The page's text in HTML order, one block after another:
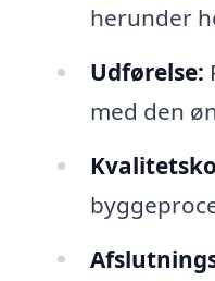
herunder
Udførelse:
med den